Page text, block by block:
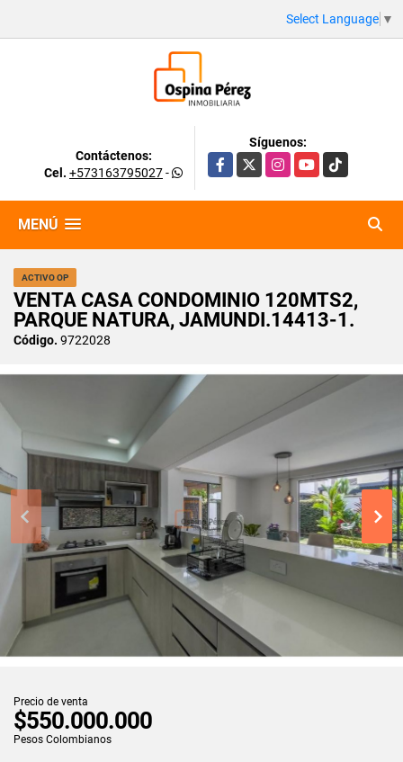
Select Language ▼
Contáctenos:
Cel. +573163795027-
Síguenos:
Facebook
X InstagramYouTubeTikTok
MENÚ
ACTIVO OP
VENTA CASA CONDOMINIO 120MTS2,
PARQUE NATURA, JAMUNDI.14413-1.
Código. 9722028
Precio de venta
$550.000.000
Pesos Colombianos